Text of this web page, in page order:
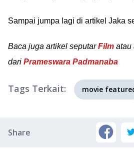
Sampai jumpa lagi di artikel Jaka
Baca juga artikel seputarFilm atau
dari Prameswara Padmanaba
Tags Terkait: movie
Share